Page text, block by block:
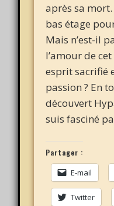
après sa
bas étage
Mais n’est-il
l’amour de
esprit sacrifié
passion ? En
découvert
suis fasciné
Partager :
E-mail
Twitter